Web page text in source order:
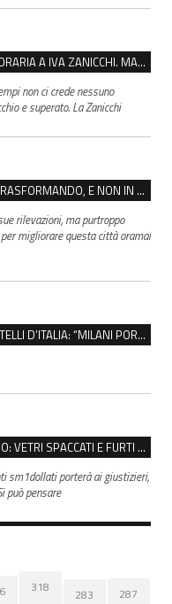
VENTASSO, SÌ ALLA CITTADINANZA ONORARIA A IVA ZANICCHI. MA BARGIACCHI: “È DI PESSIMO GUSTO”
non ci crede nessuno
e superato. La Zanicchi
IL CENTRO STORICO DI REGGIO SI STA TRASFORMANDO, E NON IN MEGLIO
rilevazioni, ma purtroppo
migliorare questa città oramai
HELLWATT, SCONTRO SENZA FINE. FRATELLI D’ITALIA: “MILANI PORTA DOCUMENTI, DE FRANCO INSULTI”
REGGIO, PIAZZALE EUROPA È UN INCUBO: VETRI SPACCATI E FURTI SULLE AUTO IN SOSTA
sm1dollati porterà ai giustizieri,
può pensare
318 283 287